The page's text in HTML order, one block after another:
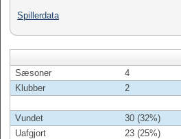
Spillerdata
Sæsoner
4
Klubber
2
Vundet
30 (32%)
Uafgjort
23 (25%)